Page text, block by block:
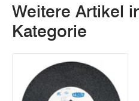
Weitere Artikel
Kategorie